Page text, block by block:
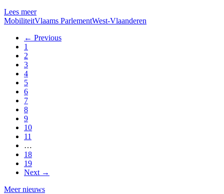
Lees meer
MobiliteitVlaams ParlementWest-Vlaanderen
← Previous
1
2
3
4
5
6
7
8
9
10
11
…
18
19
Next →
Meer nieuws